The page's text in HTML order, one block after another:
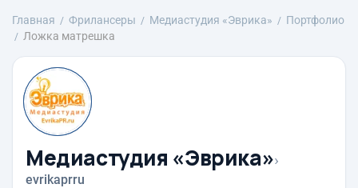
Главная Фрилансеры Медиастудия «Эврика»
Портфолио
Ложка матрешка
Медиастудия «Эврика»›
evrikaprru